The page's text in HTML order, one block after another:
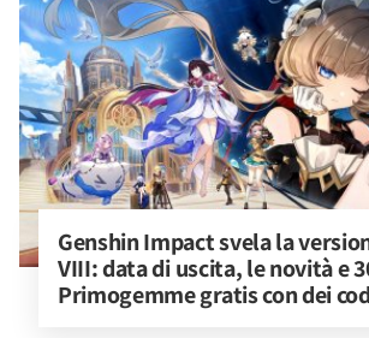
Genshin Impact svela la
VIII: data di uscita, le novità e
Primogemme gratis con dei